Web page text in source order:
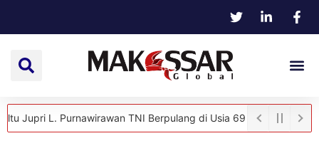
Purnawirawan TNI Berpulang di Usia 69 Tahun Hangat dan